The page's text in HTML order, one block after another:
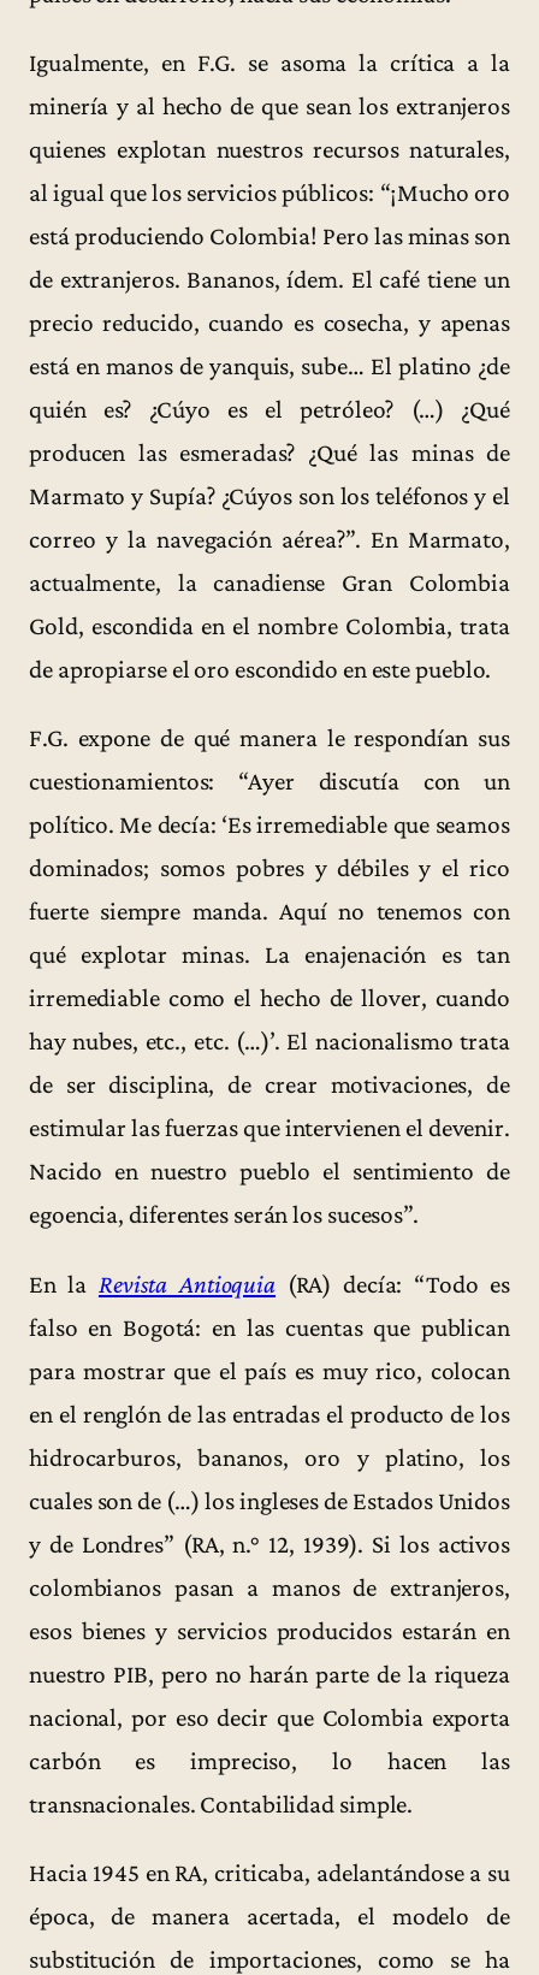
Igualmente, en F.G. se asoma la crítica a la
minería y al hecho de que sean los extranjeros
quienes explotan nuestros recursos naturales,
al igual que los servicios públicos: “¡Mucho oro
está produciendo Colombia! Pero las minas son
de extranjeros. Bananos, ídem. El café tiene un
precio reducido, cuando es cosecha, y apenas
está en manos de yanquis, sube… El platino ¿de
quién es? ¿Cúyo es el petróleo? (…) ¿Qué
producen las esmeradas? ¿Qué las minas de
Marmato y Supía? ¿Cúyos son los teléfonos y el
correo y la navegación aérea?”. En Marmato,
actualmente, la canadiense Gran Colombia
Gold, escondida en el nombre Colombia, trata
de apropiarse el oro escondido en este pueblo.
F.G. expone de qué manera le respondían sus
cuestionamientos: “Ayer discutía con un
político. Me decía: ‘Es irremediable que seamos
dominados; somos pobres y débiles y el rico
fuerte siempre manda. Aquí no tenemos con
qué explotar minas. La enajenación es tan
irremediable como el hecho de llover, cuando
hay nubes, etc., etc. (…)’. El nacionalismo trata
de ser disciplina, de crear motivaciones, de
estimular las fuerzas que intervienen el devenir.
Nacido en nuestro pueblo el sentimiento de
egoencia, diferentes serán los sucesos”.
En la Revista Antioquia (RA) decía: “Todo es
falso en Bogotá: en las cuentas que publican
para mostrar que el país es muy rico, colocan
en el renglón de las entradas el producto de los
hidrocarburos, bananos, oro y platino, los
cuales son de (…) los ingleses de Estados Unidos
y de Londres” (RA, n.° 12, 1939). Si los activos
colombianos pasan a manos de extranjeros,
esos bienes y servicios producidos estarán en
nuestro PIB, pero no harán parte de la riqueza
nacional, por eso decir que Colombia exporta
carbón es impreciso, lo hacen las
transnacionales. Contabilidad simple.
Hacia 1945 en RA, criticaba, adelantándose a su
época, de manera acertada, el modelo de
substitución de importaciones, como se ha